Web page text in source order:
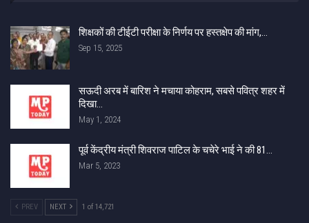
शिक्षकों की टीईटी परीक्षा के निर्णय पर हस्तक्षेप की मांग,…
Sep 15, 2025
सऊदी अरब में बारिश ने मचाया कोहराम, सबसे पवित्र शहर में
दिखा…
May 1, 2024
पूर्व केंद्रीय मंत्री शिवराज पाटिल के चचेरे भाई ने की 81…
Mar 5, 2023
PREV NEXT 1 of 14,721